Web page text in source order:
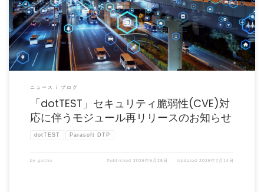
ニュース ブログ
「dotTEST」セキュリティ脆弱性(CVE)対
応に伴うモジュール再リリースのお知らせ
dotTEST Parasoft DTP
by gocho Published 2026年5月28日 Updated 2026年7月14日